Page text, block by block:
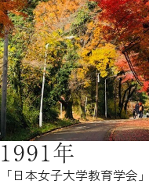
1991年
「日本女子大学教育学会